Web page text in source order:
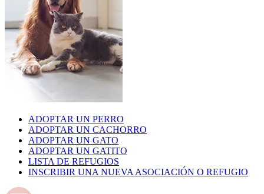
ADOPTAR UN PERRO
ADOPTAR UN CACHORRO
ADOPTAR UN GATO
ADOPTAR UN GATITO
LISTA DE REFUGIOS
INSCRIBIR UNA NUEVA ASOCIACIÓN O REFUGIO